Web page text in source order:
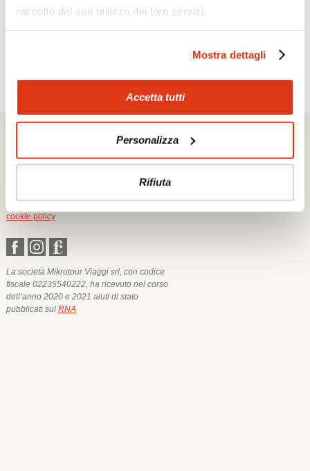
raccolto dal suo utilizzo dei loro servizi.
Mostra dettagli
Accetta tutti
Personalizza
Rifiuta
Via Segantini 7 - 38015 Lavis (TN)
P.I. 02235540222
iscrizione ufficio di Trento - REA n. 209581
privacy policy
cookie policy
La società Mikrotour Viaggi srl, con codice
fiscale 02235540222, ha ricevuto nel corso
dell’anno 2020 e 2021 aiuti di stato
pubblicati sul RNA